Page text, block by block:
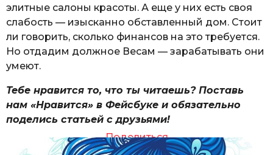
элитные салоны красоты. А еще у них есть своя
слабость — изысканно обставленный дом. Стоит
ли говорить, сколько финансов на это требуется.
Но отдадим должное Весам — зарабатывать они
умеют.
Тебе нравится то, что ты читаешь? Поставь
нам «Нравится» в Фейсбуке и обязательно
поделись статьей с друзьями!
Поделиться